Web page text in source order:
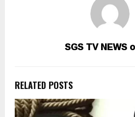
SGS TV NEWS
RELATED POSTS